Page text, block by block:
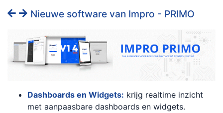
Nieuwe software van Impro - PRIMO
Dashboards en Widgets: krijg realtime inzicht
met aanpaasbare dashboards en widgets.